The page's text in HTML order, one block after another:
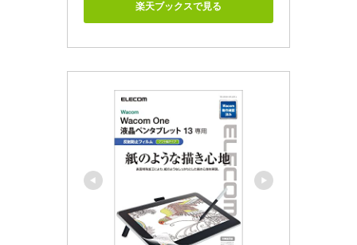
楽天ブックスで見る